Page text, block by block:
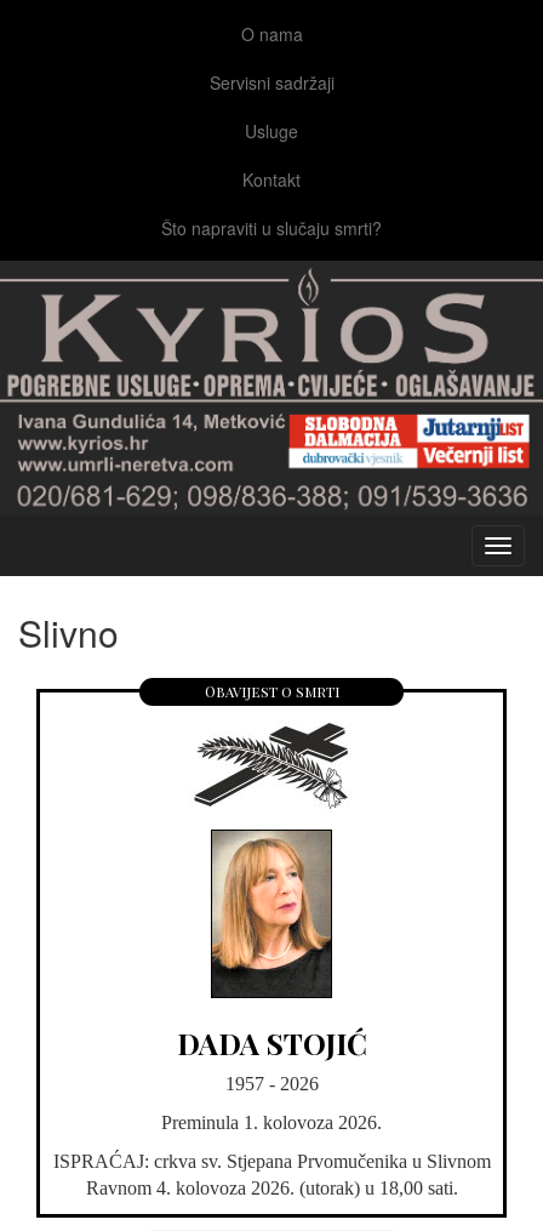
O nama
Servisni sadržaji
Usluge
Kontakt
Što napraviti u slučaju smrti?
Slivno
Obavijest o smrti
DADA STOJIĆ
1957 - 2026
Preminula 1. kolovoza 2026.
ISPRAĆAJ: crkva sv. Stjepana Prvomučenika u Slivnom
Ravnom 4. kolovoza 2026. (utorak) u 18,00 sati.